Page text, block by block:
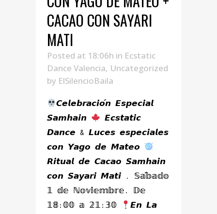
CACAO CON SAYARI
MATI
Posted at 18:06h in Ecstatic
Dance Valencia, Uncategorized
by ElSilencioBaila
𝘾𝙚𝙡𝙚𝙗𝙧𝙖𝙘𝙞𝙤́𝙣 𝙀𝙨𝙥𝙚𝙘𝙞𝙖𝙡
𝙎𝙖𝙢𝙝𝙖𝙞𝙣
𝙀𝙘𝙨𝙩𝙖𝙩𝙞𝙘
𝘿𝙖𝙣𝙘𝙚 & 𝙇𝙪𝙘𝙚𝙨 𝙚𝙨𝙥𝙚𝙘𝙞𝙖𝙡𝙚𝙨
𝙘𝙤𝙣 𝙔𝙖𝙜𝙤 𝙙𝙚 𝙈𝙖𝙩𝙚𝙤
𝙍𝙞𝙩𝙪𝙖𝙡 𝙙𝙚 𝘾𝙖𝙘𝙖𝙤 𝙎𝙖𝙢𝙝𝙖𝙞𝙣
𝙘𝙤𝙣 𝙎𝙖𝙮𝙖𝙧𝙞 𝙈𝙖𝙩𝙞 . 𝕊𝕒́𝕓𝕒𝕕𝕠
𝟙 𝕕𝕖 ℕ𝕠𝕧𝕚𝕖𝕞𝕓𝕣𝕖. 𝔻𝕖
𝟙𝟠:𝟘𝟘 𝕒 𝟚𝟙:𝟛𝟘
𝙀𝙣 𝙇𝙖